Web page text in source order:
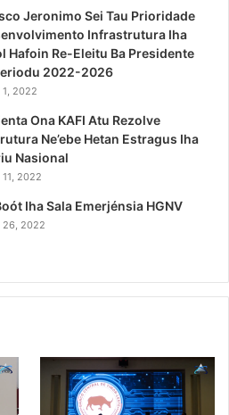
Jeronimo Sei Tau Prioridade
Infrastrutura Iha
Hafoin Re-Eleitu Ba Presidente
2022-2026
1, 2022
Ona KAFI Atu Rezolve
Ne’ebe Hetan Estragus Iha
Nasional
2022
Iha Sala Emerjénsia HGNV
26, 2022